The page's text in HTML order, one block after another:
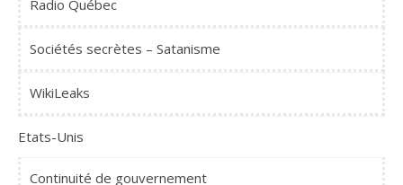
Radio Québec
Sociétés secrètes – Satanisme
WikiLeaks
Etats-Unis
Continuité de gouvernement